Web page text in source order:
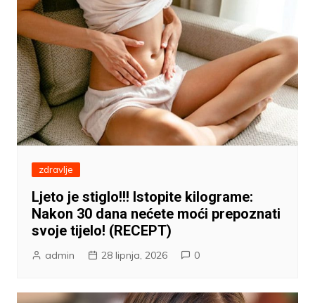
zdravlje
Ljeto je stiglo!!! Istopite kilograme:
Nakon 30 dana nećete moći prepoznati
svoje tijelo! (RECEPT)
admin 28 lipnja, 2026 0